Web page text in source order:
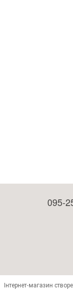
095-
Інтернет-магазин